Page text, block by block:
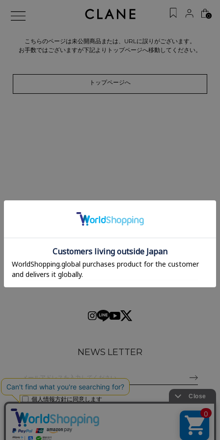
0
こちらのページは未公開商品または、URLに誤りがございます。
お手数ではございますが下記よりトップページへ移動してください。
トップページへ
NEWS LETTER
個人情報方針に同意します